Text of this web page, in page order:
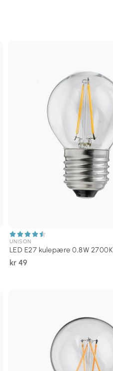
UNISON
LED E27 kulepære 0,8W 2700K
kr 49